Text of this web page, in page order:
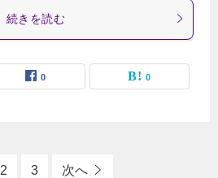
続きを読む
0 0
2 3 次へ